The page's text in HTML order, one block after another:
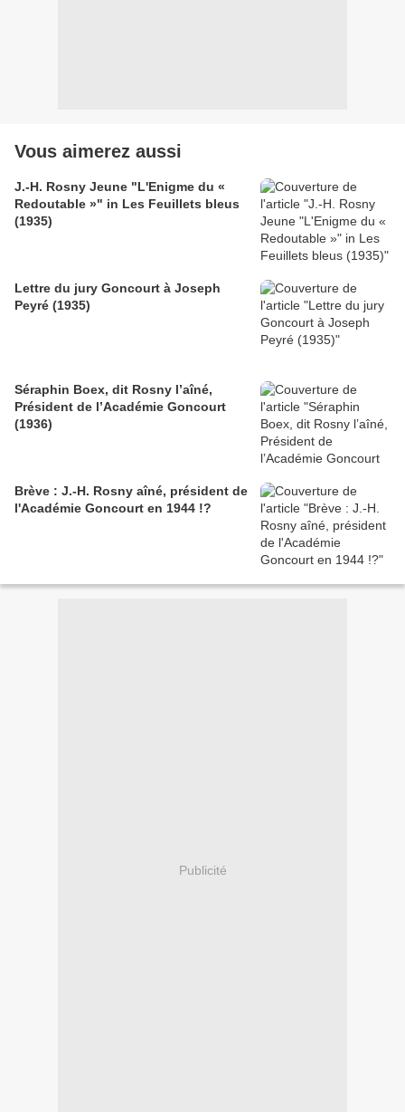
Vous aimerez aussi
J.-H. Rosny Jeune "L'Enigme du «
Redoutable »" in Les Feuillets bleus
(1935)
Lettre du jury Goncourt à Joseph
Peyré (1935)
Séraphin Boex, dit Rosny l’aîné,
Président de l’Académie Goncourt
(1936)
Brève : J.-H. Rosny aîné, président de
l'Académie Goncourt en 1944 !?
Publicité